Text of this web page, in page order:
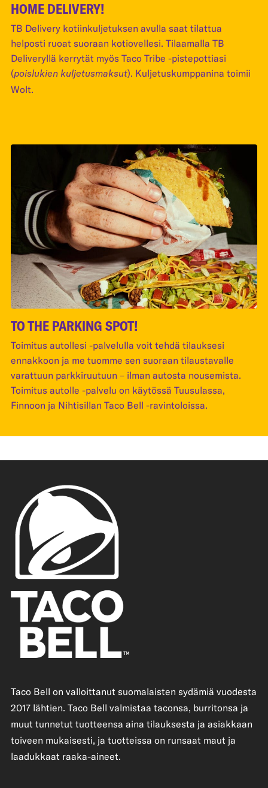
HOME DELIVERY!
TB Delivery kotiinkuljetuksen avulla saat tilattua
helposti ruoat suoraan kotiovellesi. Tilaamalla TB
Deliveryllä kerrytät myös Taco Tribe -pistepottiasi
(poislukien kuljetusmaksut). Kuljetuskumppanina toimii
Wolt.
TO THE PARKING SPOT!
Toimitus autollesi -palvelulla voit tehdä tilauksesi
ennakkoon ja me tuomme sen suoraan tilaustavalle
varattuun parkkiruutuun – ilman autosta nousemista.
Toimitus autolle -palvelu on käytössä Tuusulassa,
Finnoon ja Nihtisillan Taco Bell -ravintoloissa.
Taco Bell on valloittanut suomalaisten sydämiä vuodesta
2017 lähtien. Taco Bell valmistaa taconsa, burritonsa ja
muut tunnetut tuotteensa aina tilauksesta ja asiakkaan
toiveen mukaisesti, ja tuotteissa on runsaat maut ja
laadukkaat raaka-aineet.